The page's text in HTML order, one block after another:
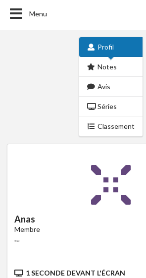
Menu
Profil
Notes
Avis
Séries
Classement
Anas
Membre
""
1 SECONDE DEVANT L'ÉCRAN